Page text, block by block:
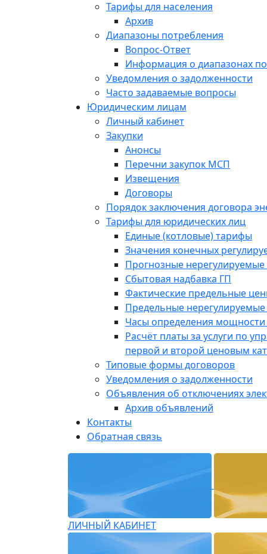
Тарифы для населения
Архив
Диапазоны потребления
Вопрос-Ответ
Информация о диапазонах
Уведомления о задолженности
Часто задаваемые вопросы
Юридическим лицам
Личный кабинет
Закупки
Анонсы
Перечни закупок МСП
Извещения
Договоры
Порядок заключения договора
Тарифы для юридических лиц
Единые (котловые) тарифы
Значения конечных
Прогнозные
Сбытовая надбавка ГП
Фактические предельные
Предельные
Часы определения
Расчёт платы за услуги по
первой и второй ценовым
Типовые формы договоров
Уведомления о задолженности
Объявления об отключениях
Архив объявлений
Контакты
Обратная связь
ЛИЧНЫЙ КАБИНЕТ